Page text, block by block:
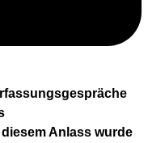
Anlass wurde